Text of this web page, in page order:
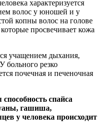
характеризуется
волос у юношей и у
копны волос на голове
просвечивает кожа
учащением дыхания,
больного резко
почечная и печеночная
спайса
гашиша,
у человека происходит